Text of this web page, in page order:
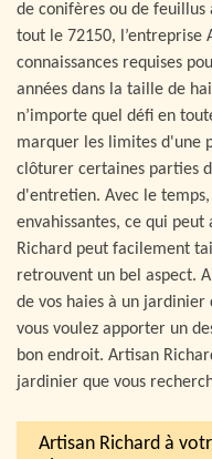
de conifères ou de feuillus
tout le 72150, l’entreprise
connaissances requises
années dans la taille de
n’importe quel défi en
marquer les limites d'une
clôturer certaines parties
d'entretien. Avec le
envahissantes, ce qui peut
Richard peut facilement
retrouvent un bel aspect.
de vos haies à un jardinier
vous voulez apporter un
bon endroit. Artisan
jardinier que vous
Artisan Richard à